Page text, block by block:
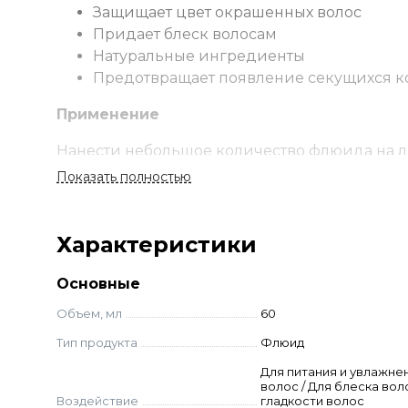
Защищает цвет окрашенных волос
Придает блеск волосам
Натуральные ингредиенты
Предотвращает появление секущихся
Применение
Нанести небольшое количество флюида на
внимание кончикам. Не требует смывания.
Cyclopentasiloxane, Dimethiconol, Parfum
Coumarin, Linalool, Aloe Barbadensis Leaf Juice,
Red n°17), Citric Acid, Sodium Benzoate,
Показать полностью
Характеристики
Основные
Объем, мл
60
Тип продукта
Флюид
Воздействие
Для питания и
волос / Для блеска
гладкости волос